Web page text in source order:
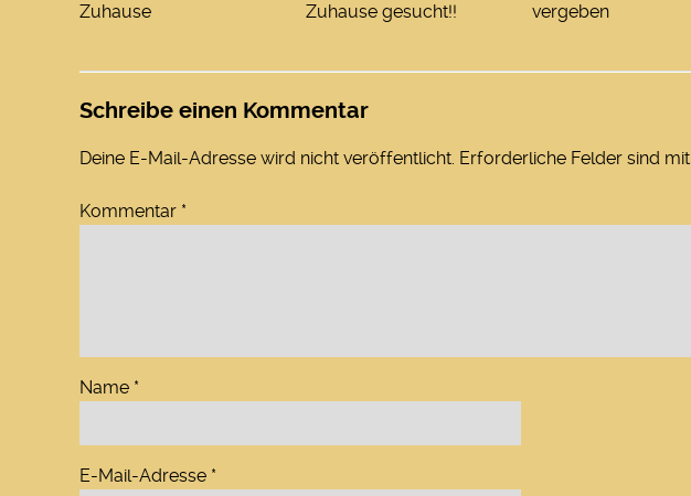
Zuhause
Zuhause gesucht!!
vergeben
Schreibe einen Kommentar
Deine E-Mail-Adresse wird nicht veröffentlicht. Erforderliche Felder sind mit
Kommentar *
Name *
E-Mail-Adresse *